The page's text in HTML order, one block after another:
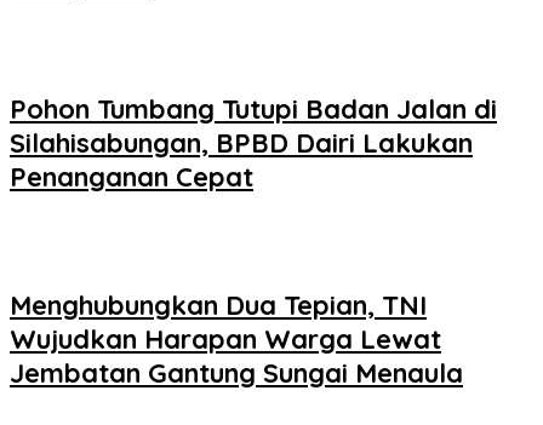
Pohon Tumbang Tutupi Badan Jalan di
Silahisabungan, BPBD Dairi Lakukan
Penanganan Cepat
Menghubungkan Dua Tepian, TNI
Wujudkan Harapan Warga Lewat
Jembatan Gantung Sungai Menaula